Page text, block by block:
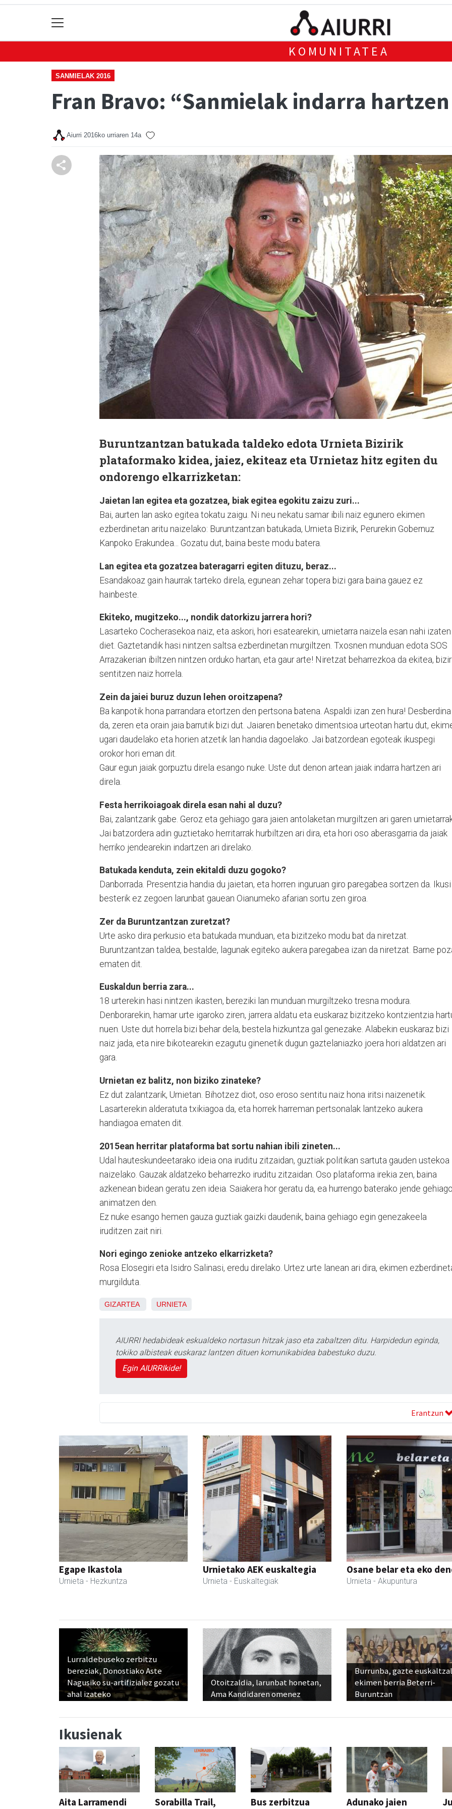
KOMUNITATEA
SANMIELAK 2016
Fran Bravo: “Sanmielak indarra
Aiurri 2016ko urriaren 14a
Buruntzantzan batukada taldeko edota Urnieta Bizirik
plataformako kidea, jaiez, ekiteaz eta Urnietaz hitz egiten du
ondorengo elkarrizketan:
Jaietan lan egitea eta gozatzea, biak egitea egokitu zaizu zuri...
Bai, aurten lan asko egitea tokatu zaigu. Ni neu nekatu samar ibili naiz egunero ekimen
ezberdinetan aritu naizelako: Buruntzantzan batukada, Urnieta Bizirik, Perurekin Gobernuz
Kanpoko Erakundea... Gozatu dut, baina beste modu batera.
Lan egitea eta gozatzea bateragarri egiten dituzu, beraz...
Esandakoaz gain haurrak tarteko direla, egunean zehar topera bizi gara baina gauez ez
hainbeste.
Ekiteko, mugitzeko..., nondik datorkizu jarrera hori?
Lasarteko Cocherasekoa naiz, eta askori, hori esatearekin, urnietarra naizela esan nahi izaten
diet. Gaztetandik hasi nintzen saltsa ezberdinetan murgiltzen. Txosnen munduan edota SOS
Arrazakerian ibiltzen nintzen orduko hartan, eta gaur arte! Niretzat beharrezkoa da ekitea,
sentitzen naiz horrela.
Zein da jaiei buruz duzun lehen oroitzapena?
Ba kanpotik hona parrandara etortzen den pertsona batena. Aspaldi izan zen hura! Desberdina
da, zeren eta orain jaia barrutik bizi dut. Jaiaren benetako dimentsioa urteotan hartu dut,
ugari daudelako eta horien atzetik lan handia dagoelako. Jai batzordean egoteak ikuspegi
orokor hori eman dit.
Gaur egun jaiak gorpuztu direla esango nuke. Uste dut denon artean jaiak indarra hartzen ari
direla.
Festa herrikoiagoak direla esan nahi al duzu?
Bai, zalantzarik gabe. Geroz eta gehiago gara jaien antolaketan murgiltzen ari garen
Jai batzordera adin guztietako herritarrak hurbiltzen ari dira, eta hori oso aberasgarria da jaiak
herriko jendearekin indartzen ari direlako.
Batukada kenduta, zein ekitaldi duzu gogoko?
Danborrada. Presentzia handia du jaietan, eta horren inguruan giro paregabea sortzen da. Ikusi
besterik ez zegoen larunbat gauean Oianumeko afarian sortu zen giroa.
Zer da Buruntzantzan zuretzat?
Urte asko dira perkusio eta batukada munduan, eta bizitzeko modu bat da niretzat.
Buruntzantzan taldea, bestalde, lagunak egiteko aukera paregabea izan da niretzat. Barne
ematen dit.
Euskaldun berria zara...
18 urterekin hasi nintzen ikasten, bereziki lan munduan murgiltzeko tresna modura.
Denborarekin, hamar urte igaroko ziren, jarrera aldatu eta euskaraz bizitzeko kontzientzia
nuen. Uste dut horrela bizi behar dela, bestela hizkuntza gal genezake. Alabekin euskaraz bizi
naiz jada, eta nire bikotearekin ezagutu ginenetik dugun gaztelaniazko joera hori aldatzen ari
gara.
Urnietan ez balitz, non biziko zinateke?
Ez dut zalantzarik, Urnietan. Bihotzez diot, oso eroso sentitu naiz hona iritsi naizenetik.
Lasarterekin alderatuta txikiagoa da, eta horrek harreman pertsonalak lantzeko aukera
handiagoa ematen dit.
2015ean herritar plataforma bat sortu nahian ibili zineten...
Udal hauteskundeetarako ideia ona iruditu zitzaidan, guztiak politikan sartuta gauden ustekoa
naizelako. Gauzak aldatzeko beharrezko iruditu zitzaidan. Oso plataforma irekia zen, baina
azkenean bidean geratu zen ideia. Saiakera hor geratu da, ea hurrengo baterako jende
animatzen den.
Ez nuke esango hemen gauza guztiak gaizki daudenik, baina gehiago egin genezakeela
iruditzen zait niri.
Nori egingo zenioke antzeko elkarrizketa?
Rosa Elosegiri eta Isidro Salinasi, eredu direlako. Urtez urte lanean ari dira, ekimen
murgilduta.
GIZARTEA URNIETA
AIURRI hedabideak eskualdeko nortasun hitzak jaso eta zabaltzen ditu. Harpidedun eginda,
tokiko albisteak euskaraz lantzen dituen komunikabidea babestuko duzu.
Egin AIURRIkide!
Erantzun
Egape Ikastola
Urnieta - Hezkuntza
Urnietako AEK euskaltegia
Urnieta - Euskaltegiak
Osane belar eta eko
Urnieta - Akupuntura
Lurraldebuseko zerbitzu
bereziak, Donostiako Aste
Nagusiko su-artifizialez gozatu
ahal izateko
Otoitzaldia, larunbat honetan,
Ama Kandidaren omenez
Burrunba, gazte
ekimen berria Beterri-
Buruntzan
Ikusienak
Aita Larramendi
Sorabilla Trail,
Bus zerbitzua
Adunako jaien